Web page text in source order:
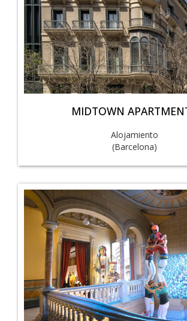
MIDTOWN
Alojamiento
(Barcelona)